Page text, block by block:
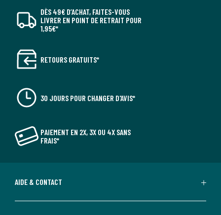
DÈS 49€ D’ACHAT, FAITES-VOUS
LIVRER EN POINT DE RETRAIT POUR
1,95€*
RETOURS GRATUITS*
30 JOURS POUR CHANGER D'AVIS*
PAIEMENT EN 2X, 3X OU 4X SANS
FRAIS*
AIDE & CONTACT